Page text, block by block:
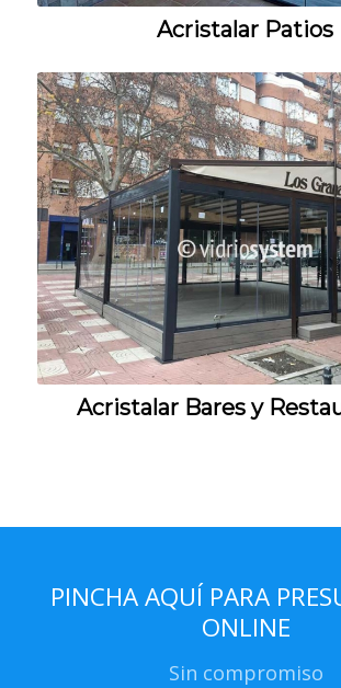
Acristalar Patios
Acristalar Bares y
PINCHA AQUÍ PARA
ONLINE
Sin compromiso